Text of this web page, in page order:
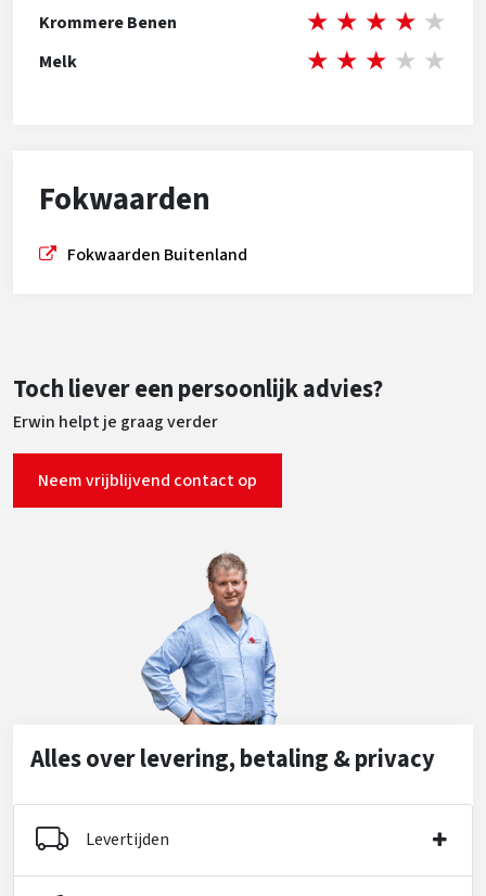
Krommere Benen ★ ★ ★ ★ ★
Melk ★ ★ ★ ★ ★
Fokwaarden
Fokwaarden Buitenland
Toch liever een persoonlijk advies?
Erwin helpt je graag verder
Neem vrijblijvend contact op
Alles over levering, betaling & privacy
Levertijden